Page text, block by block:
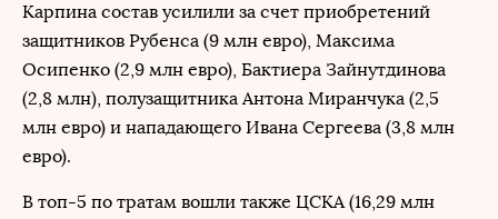
Карпина состав усилили за счет приобретений
защитников Рубенса (9 млн евро), Максима
Осипенко (2,9 млн евро), Бактиера Зайнутдинова
(2,8 млн), полузащитника Антона Миранчука (2,5
млн евро) и нападающего Ивана Сергеева (3,8 млн
евро).
В топ-5 по тратам вошли также ЦСКА (16,29 млн